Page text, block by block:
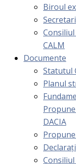
Biroul
CALM
Documente
Statutul
Planul
DACIA